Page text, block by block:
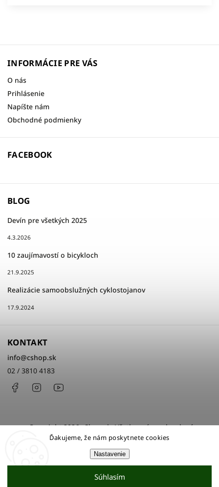
Ďakujeme, že nám poskytnete cookies
Nastavenie
Súhlasím
INFORMÁCIE PRE VÁS
O nás
Prihlásenie
Napíšte nám
Obchodné podmienky
FACEBOOK
BLOG
Devín pre všetkých 2025
4.3.2026
10 zaujímavostí o bicykloch
21.9.2025
Realizácie samoobslužných cyklostojanov
17.9.2024
KONTAKT
info@cshop.sk
02 / 3810 4183
FacebookInstagram
Vytvoril Shoptet
Copyright 2026cShop.sk. Všetky práva vyhradené.
Upraviť nastavenie cookies
Grafický návrh vytvořil a nakódoval